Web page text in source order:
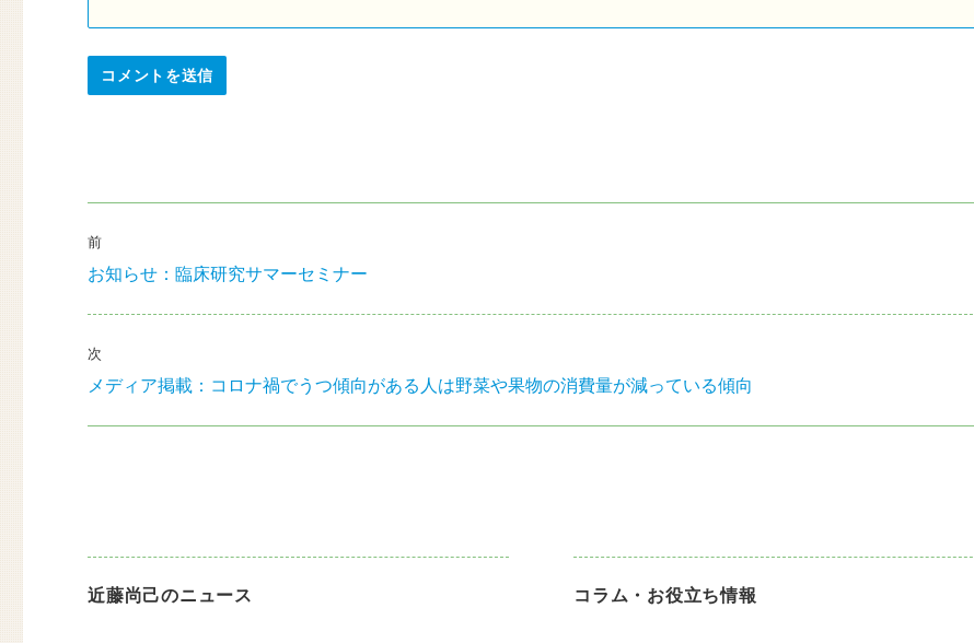
稿
ビ
ゲ
ー
前
前
稿:
お知らせ：臨床研究サマーセミナー
次
次
メディア掲載：コロナ禍でうつ傾向がある人は野菜や果物の消費量が減っている傾向
近藤尚己のニュース コラム・お役立ち情報